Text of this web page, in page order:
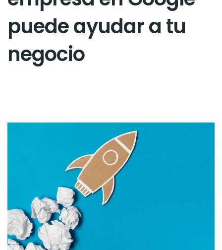
puede ayudar a tu
negocio